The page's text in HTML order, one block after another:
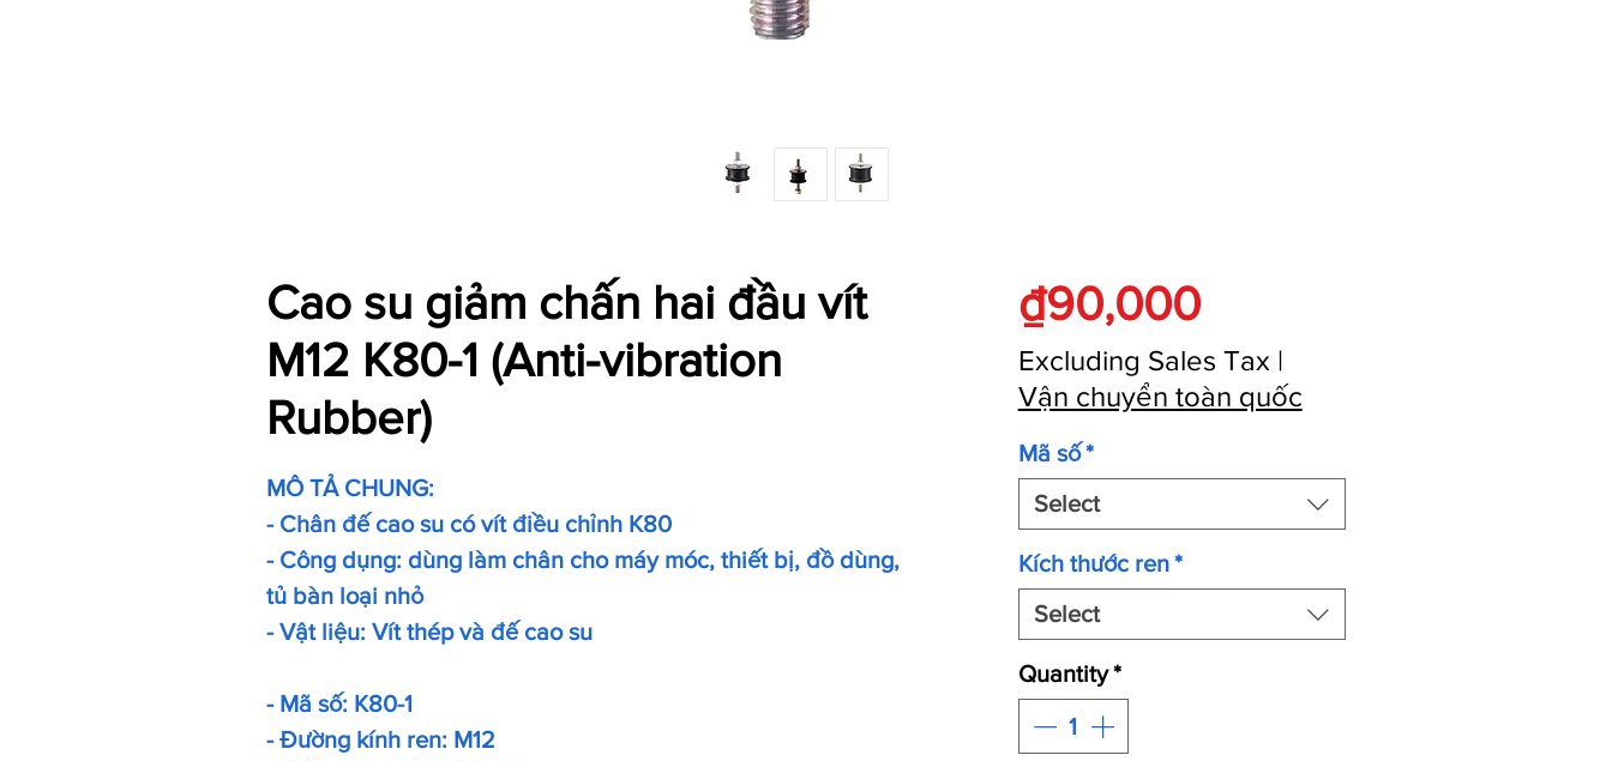
Cao su giảm chấn hai đầu vít
M12 K80-1 (Anti-vibration
Rubber)
MÔ TẢ CHUNG:
- Chân đế cao su có vít điều chỉnh K80
- Công dụng: dùng làm chân cho máy móc, thiết bị, đồ dùng,
tủ bàn loại nhỏ
- Vật liệu: Vít thép và đế cao su
- Mã số: K80-1
- Đường kính ren: M12
₫90,000Price
Excluding Sales Tax|
Vận chuyển toàn quốc
Mã số*
Select
Kích thước ren*
Select
Quantity*